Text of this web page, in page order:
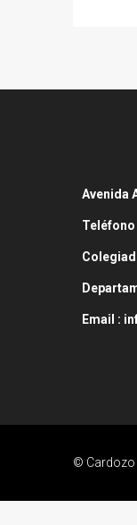
Avenida
Teléfono
Email :
© Cardozo